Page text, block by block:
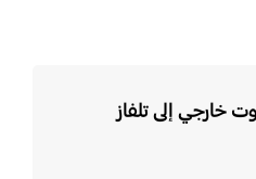
خارجي إلى تلفاز